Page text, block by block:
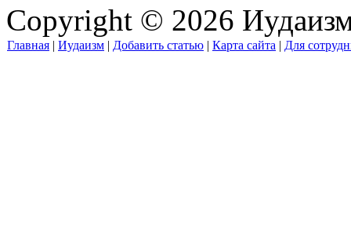
Copyright © 2026
Главная | Иудаизм | Добавить статью | Карта сайта | Для